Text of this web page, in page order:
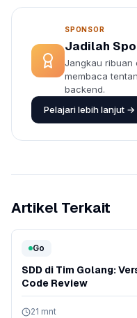
SPONSOR
Jadilah
Jangkau ribuan
membaca
backend.
Pelajari lebih lanjut →
Artikel Terkait
Go
SDD di Tim Golang:
Code Review
21 mnt